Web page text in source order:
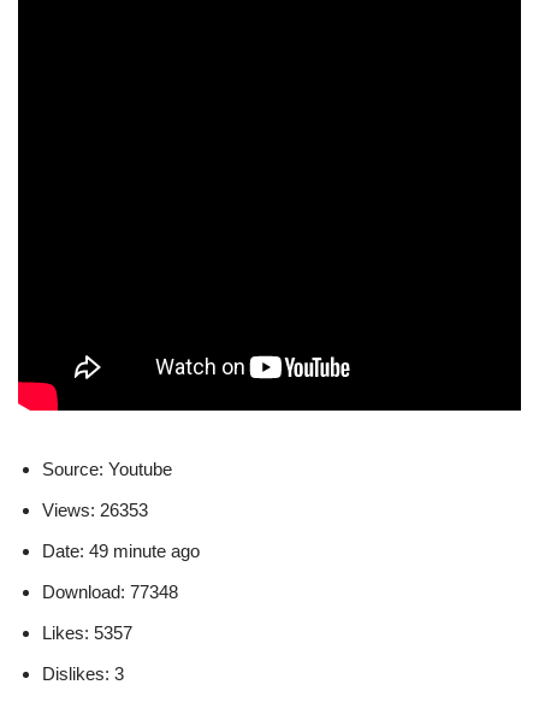
Source: Youtube
Views: 26353
Date: 49 minute ago
Download: 77348
Likes: 5357
Dislikes: 3